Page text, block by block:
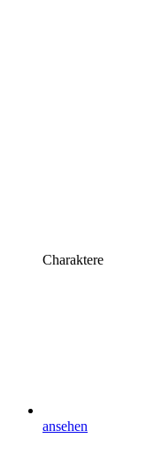
Charaktere
ansehen